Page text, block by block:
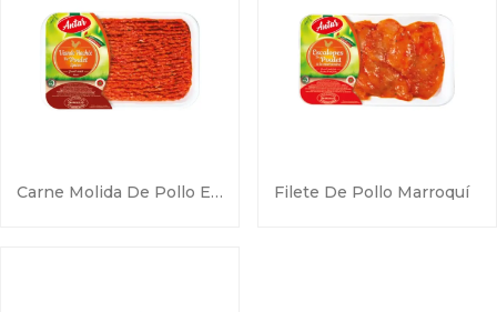
Carne Molida De Pollo Especiada Filete De Pollo Marroquí